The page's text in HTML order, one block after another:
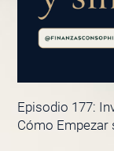
Episodio 177:
Cómo Empezar